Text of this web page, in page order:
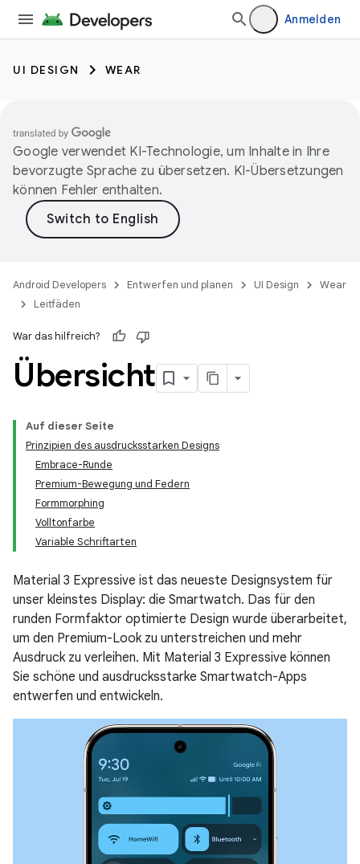
Anmelden
UI DESIGN WEAR
Google verwendet KI-Technologie, um Inhalte in Ihre
bevorzugte Sprache zu übersetzen. KI-Übersetzungen
können Fehler enthalten.
Android Developers Entwerfen und planen UI Design
Wear
Leitfäden
War das hilfreich?
Übersicht
Auf dieser Seite
Prinzipien des ausdrucksstarken Designs
Embrace-Runde
Premium-Bewegung und Federn
Formmorphing
Volltonfarbe
Variable Schriftarten
Material 3 Expressive ist das neueste Designsystem für
unser kleinstes Display: die Smartwatch. Das für den
runden Formfaktor optimierte Design wurde überarbeitet,
um den Premium-Look zu unterstreichen und mehr
Ausdruck zu verleihen. Mit Material 3 Expressive können
Sie schöne und ausdrucksstarke Smartwatch-Apps
entwerfen und entwickeln.